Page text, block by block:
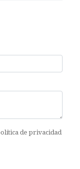
de privacidad